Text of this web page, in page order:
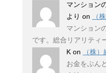
マンション
より on
（
マンション
です。総合リアリティ
K on
（株
お金をぶん